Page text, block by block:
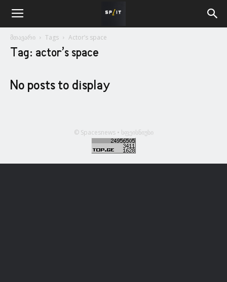
მთავარი Tags Actor’s space
Tag: actor’s space
No posts to display
© Spacesnews • სფეისნიუსი